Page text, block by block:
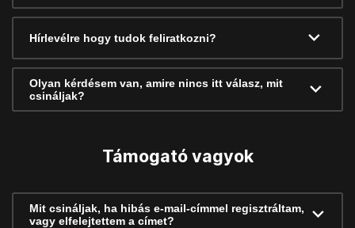
Hírlevélre hogy tudok feliratkozni?
Olyan kérdésem van, amire nincs itt válasz, mit
csináljak?
Támogató vagyok
Mit csináljak, ha hibás e-mail-címmel regisztráltam,
vagy elfelejtettem a címet?